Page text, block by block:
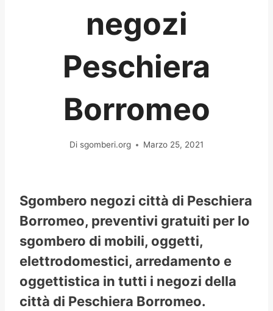
negozi
Peschiera
Borromeo
Di sgomberi.org Marzo 25, 2021
Sgombero negozi città di Peschiera
Borromeo, preventivi gratuiti per lo
sgombero di mobili, oggetti,
elettrodomestici, arredamento e
oggettistica in tutti i negozi della
città di Peschiera Borromeo.